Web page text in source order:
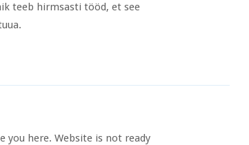
teeb hirmsasti tööd, et see
you here. Website is not ready